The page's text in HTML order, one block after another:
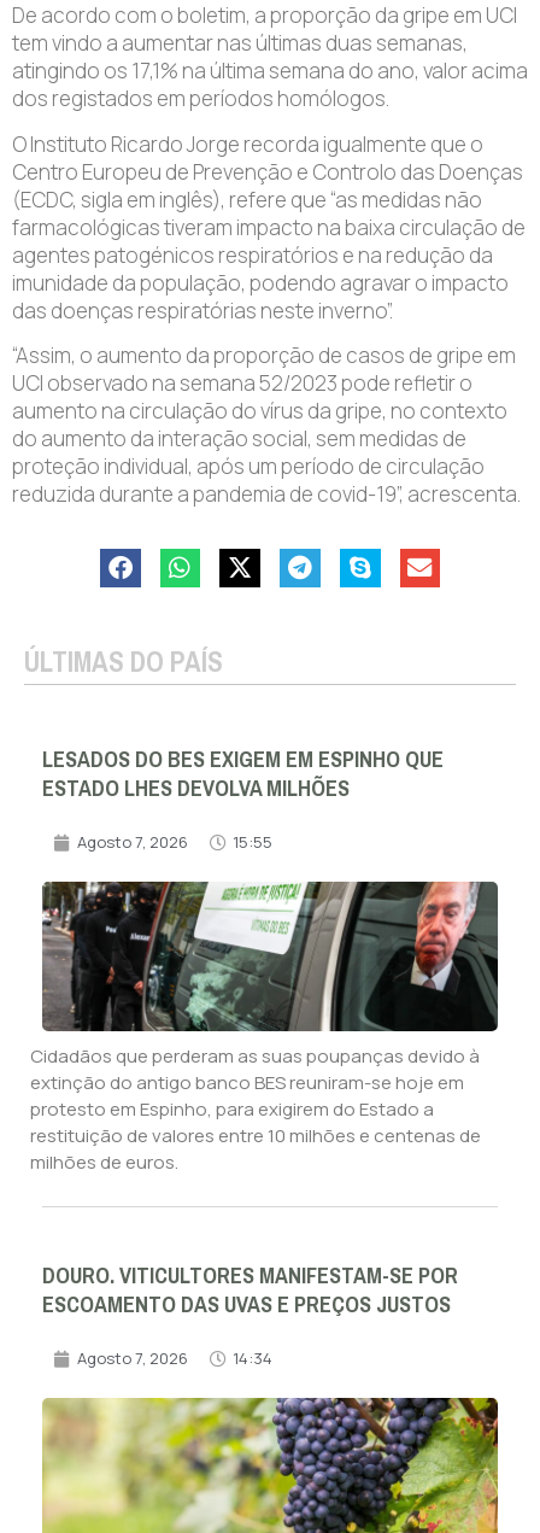
De acordo com o boletim, a proporção da gripe em UCI
tem vindo a aumentar nas últimas duas semanas,
atingindo os 17,1% na última semana do ano, valor acima
dos registados em períodos homólogos.
O Instituto Ricardo Jorge recorda igualmente que o
Centro Europeu de Prevenção e Controlo das Doenças
(ECDC, sigla em inglês), refere que “as medidas não
farmacológicas tiveram impacto na baixa circulação de
agentes patogénicos respiratórios e na redução da
imunidade da população, podendo agravar o impacto
das doenças respiratórias neste inverno”.
“Assim, o aumento da proporção de casos de gripe em
UCI observado na semana 52/2023 pode refletir o
aumento na circulação do vírus da gripe, no contexto
do aumento da interação social, sem medidas de
proteção individual, após um período de circulação
reduzida durante a pandemia de covid-19”, acrescenta.
ÚLTIMAS DO PAÍS
LESADOS DO BES EXIGEM EM ESPINHO QUE
ESTADO LHES DEVOLVA MILHÕES
Agosto 7, 2026 15:55
Cidadãos que perderam as suas poupanças devido à
extinção do antigo banco BES reuniram-se hoje em
protesto em Espinho, para exigirem do Estado a
restituição de valores entre 10 milhões e centenas de
milhões de euros.
DOURO. VITICULTORES MANIFESTAM-SE POR
ESCOAMENTO DAS UVAS E PREÇOS JUSTOS
Agosto 7, 2026 14:34